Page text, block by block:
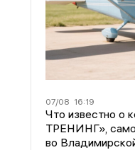
07/08 16:19
Что известно о
ТРЕНИНГ»,
во